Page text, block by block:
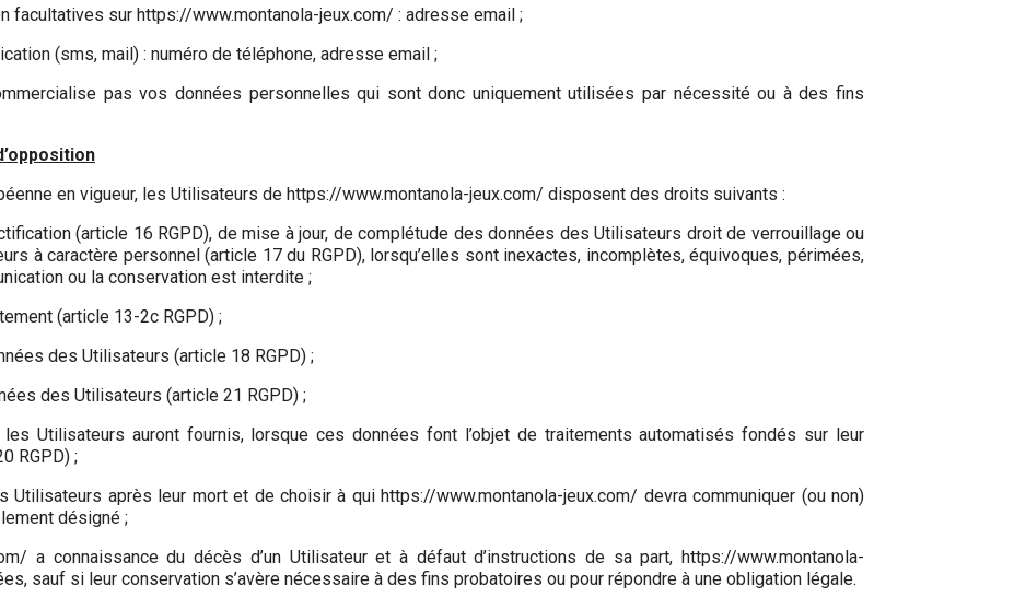
facultatives sur https://www.montanola-jeux.com/ : adresse email ;
(sms, mail) : numéro de téléphone, adresse email ;
pas vos données personnelles qui sont donc uniquement utilisées par nécessité ou à des fins
en vigueur, les Utilisateurs de https://www.montanola-jeux.com/ disposent des droits suivants :
(article 16 RGPD), de mise à jour, de complétude des données des Utilisateurs droit de verrouillage ou
à caractère personnel (article 17 du RGPD), lorsqu’elles sont inexactes, incomplètes, équivoques, périmées,
ou la conservation est interdite ;
(article 13-2c RGPD) ;
des Utilisateurs (article 18 RGPD) ;
des Utilisateurs (article 21 RGPD) ;
Utilisateurs auront fournis, lorsque ces données font l’objet de traitements automatisés fondés sur leur
RGPD) ;
après leur mort et de choisir à qui https://www.montanola-jeux.com/ devra communiquer (ou non)
désigné ;
a connaissance du décès d’un Utilisateur et à défaut d’instructions de sa part, https://www.montanola-
sauf si leur conservation s’avère nécessaire à des fins probatoires ou pour répondre à une obligation légale.